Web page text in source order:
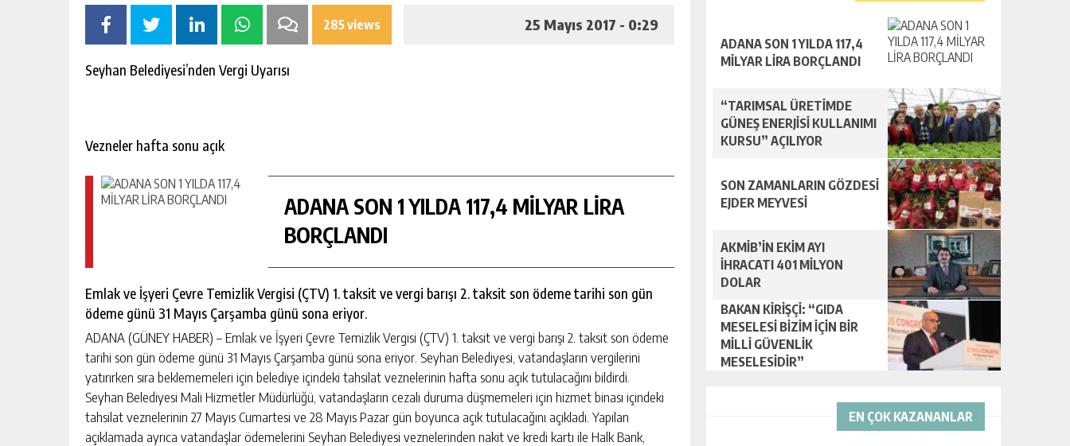
285 views 25 Mayıs 2017 - 0:29
Seyhan Belediyesi’nden Vergi Uyarısı
Vezneler hafta sonu açık
ADANA SON 1 YILDA 117,4 MİLYAR LİRA
BORÇLANDI
Emlak ve İşyeri Çevre Temizlik Vergisi (ÇTV) 1. taksit ve vergi barışı 2. taksit son ödeme tarihi son gün
ödeme günü 31 Mayıs Çarşamba günü sona eriyor.
ADANA (GÜNEY HABER) – Emlak ve İşyeri Çevre Temizlik Vergisi (ÇTV) 1. taksit ve vergi barışı 2. taksit son ödeme
tarihi son gün ödeme günü 31 Mayıs Çarşamba günü sona eriyor. Seyhan Belediyesi, vatandaşların vergilerini
yatırırken sıra beklememeleri için belediye içindeki tahsilat veznelerinin hafta sonu açık tutulacağını bildirdi.
Seyhan Belediyesi Mali Hizmetler Müdürlüğü, vatandaşların cezalı duruma düşmemeleri için hizmet binası içindeki
tahsilat veznelerinin 27 Mayıs Cumartesi ve 28 Mayıs Pazar gün boyunca açık tutulacağını açıkladı. Yapılan
açıklamada ayrıca vatandaşlar ödemelerini Seyhan Belediyesi veznelerinden nakit ve kredi kartı ile Halk Bank,
ADANA SON 1 YILDA 117,4
MİLYAR LİRA BORÇLANDI
“TARIMSAL ÜRETİMDE
GÜNEŞ ENERJİSİ KULLANIMI
KURSU” AÇILIYOR
SON ZAMANLARIN GÖZDESİ
EJDER MEYVESİ
AKMİB’İN EKİM AYI
İHRACATI 401 MİLYON
DOLAR
BAKAN KİRİŞÇİ: “GIDA
MESELESİ BİZİM İÇİN BİR
MİLLİ GÜVENLİK
MESELESİDİR”
EN ÇOK KAZANANLAR